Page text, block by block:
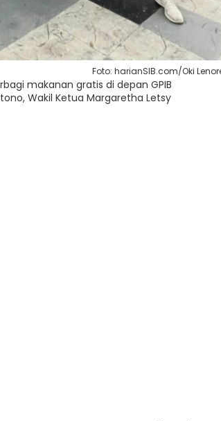
Foto: harianSIB.com/Oki
makanan gratis di depan GPIB
Wakil Ketua Margaretha Letsy